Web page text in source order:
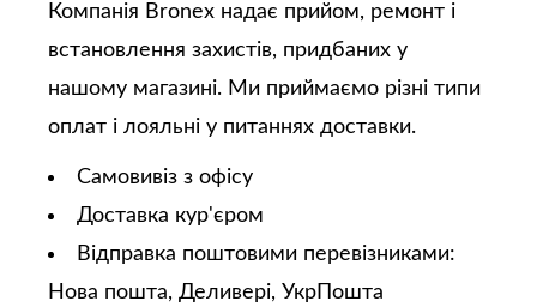
Компанія Bronex надає прийом, ремонт і
встановлення захистів, придбаних у
нашому магазині. Ми приймаємо різні типи
оплат і лояльні у питаннях доставки.
Самовивіз з офісу
Доставка кур'єром
Відправка поштовими перевізниками:
Нова пошта, Деливері, УкрПошта